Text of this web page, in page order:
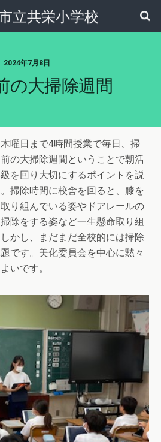
立共栄小学校
2024年7月8日
の大掃除週間
曜日まで4時間授業で毎日、掃
の大掃除週間ということで朝活
を回り大切にするポイントを説
掃除時間に校舎を回ると、膝を
り組んでいる姿やドアレールの
除をする姿など一生懸命取り組
かし、まだまだ全校的には掃除
です。美化委員会を中心に黙々
いです。